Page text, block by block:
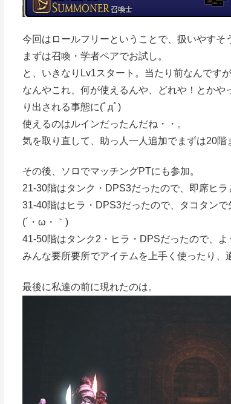
今回はロールフリーということで、扱いやすそ
まずは召喚・学者ペアでお試し。
と、いきなりLv1スタート。当たり前なんです
なんやこれ、何が使えるんや、どれや！とか
り出される事態に(ﾟдﾟ)
使えるのはルインだったんだね・・。
気を取り直して、助っ人一人追加でまずは20階
その後、ソロでマッチングPTにも参加。
21-30階はタンク・DPS3だったので、即席ヒ
31-40階はヒラ・DPS3だったので、タコタン
(´・ω・｀)
41-50階はタンク2・ヒラ・DPSだったので、
みんな要所要所でアイテムを上手く使ったり、
最後に私達の前に現れたのは。